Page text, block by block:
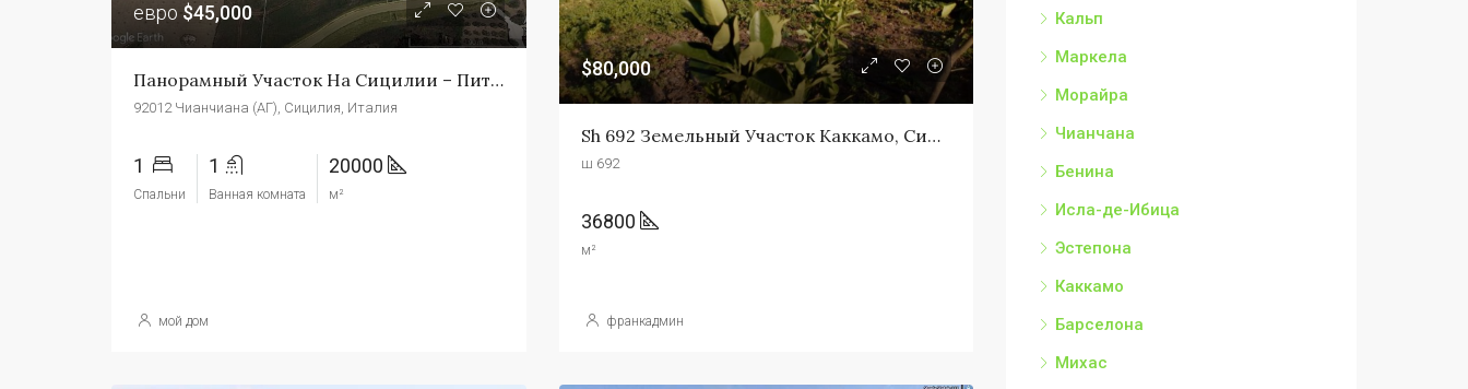
евро$45,000
Панорамный Участок На Сицилии – Питтареси Cda Albano
92012 Чианчиана (АГ), Сицилия, Италия
1
Спальни
1
Ванная комната
20000
м²
мой дом
$80,000
Sh 692 Земельный Участок Каккамо, Сицилия
ш 692
36800
м²
франкадмин
Кальп
Маркела
Морайра
Чианчана
Бенина
Исла-де-Ибица
Эстепона
Каккамо
Барселона
Михас